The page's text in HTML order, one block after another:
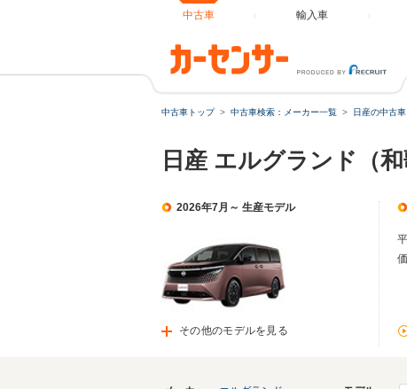
中古車 輸入車
中古車トップ 中古車検索：メーカー一覧 日産の中古車
日産 エルグランド（
2026年7月～ 生産モデル
その他のモデルを見る